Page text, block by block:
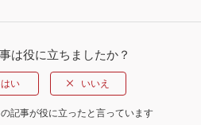
は役に立ちましたか？
記事が役に立ったと言っています